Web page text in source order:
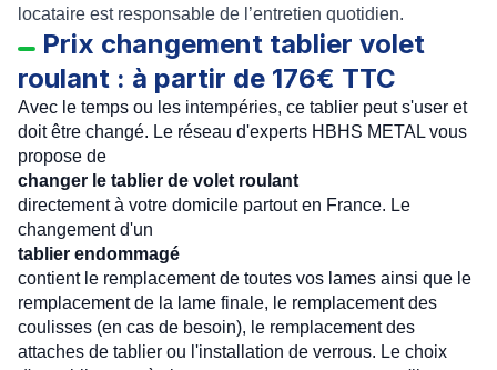
locataire est responsable de l’entretien quotidien.
Prix changement tablier volet
roulant : à partir de 176€ TTC
Avec le temps ou les intempéries, ce tablier peut s'user et
doit être changé. Le réseau d'experts HBHS METAL vous
propose de
changer le tablier de volet roulant
directement à votre domicile partout en France. Le
changement d'un
tablier endommagé
contient le remplacement de toutes vos lames ainsi que le
remplacement de la lame finale, le remplacement des
coulisses (en cas de besoin), le remplacement des
attaches de tablier ou l'installation de verrous. Le choix